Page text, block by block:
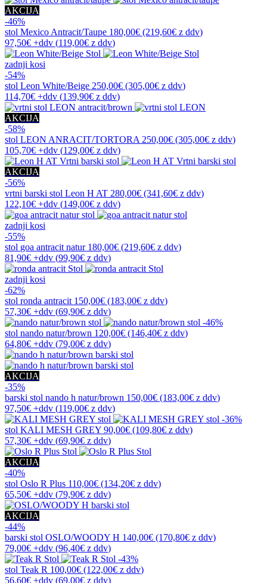
AKCIJA
-46%
stol Mexico Antracit/Taupe 180,00€ (219,60€ z ddv)
97,50€ +ddv (119,00€ z ddv)
zadnji kosi
-54%
stol Leon White/Beige 250,00€ (305,00€ z ddv)
114,70€ +ddv (139,90€ z ddv)
AKCIJA
-58%
stol LEON ANRACIT/TORTORA 250,00€ (305,00€ z ddv)
105,70€ +ddv (129,00€ z ddv)
AKCIJA
-56%
vrtni barski stol Leon H AT 280,00€ (341,60€ z ddv)
122,10€ +ddv (149,00€ z ddv)
zadnji kosi
-55%
stol goa antracit natur 180,00€ (219,60€ z ddv)
81,90€ +ddv (99,90€ z ddv)
zadnji kosi
-62%
stol ronda antracit 150,00€ (183,00€ z ddv)
57,30€ +ddv (69,90€ z ddv)
-46%
stol nando natur/brown 120,00€ (146,40€ z ddv)
64,80€ +ddv (79,00€ z ddv)
AKCIJA
-35%
barski stol nando h natur/brown 150,00€ (183,00€ z ddv)
97,50€ +ddv (119,00€ z ddv)
-36%
stol KALI MESH GREY 90,00€ (109,80€ z ddv)
57,30€ +ddv (69,90€ z ddv)
AKCIJA
-40%
stol Oslo R Plus 110,00€ (134,20€ z ddv)
65,50€ +ddv (79,90€ z ddv)
AKCIJA
-44%
barski stol OSLO/WOODY H 140,00€ (170,80€ z ddv)
79,00€ +ddv (96,40€ z ddv)
-43%
stol Teak R 100,00€ (122,00€ z ddv)
56,60€ +ddv (69,00€ z ddv)